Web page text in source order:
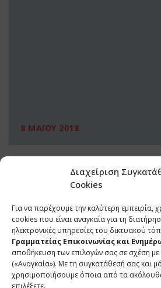
Διαχείριση
Cookies
Για να παρέχουμε την καλύτερη εμπειρία,
cookies που είναι αναγκαία για τη
ηλεκτρονικές υπηρεσίες του δικτυακού
Γραμματείας Επικοινωνίας και
αποθήκευση των επιλογών σας σε σχέση
(«Αναγκαία»). Με τη συγκατάθεσή σας και
χρησιμοποιήσουμε όποια από τα
επιλέξετε.
8 ΜΑΪΟΥ 2018
ΕΠΙΚΟΙΝΩΝΙΑ